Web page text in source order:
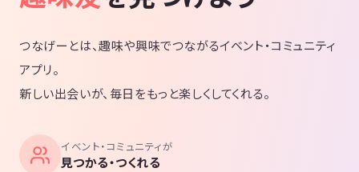
つなげーとは、趣味や興味でつながるイベント・コミュニティ
アプリ。
新しい出会いが、毎日をもっと楽しくしてくれる。
イベント・コミュニティが
見つかる・つくれる